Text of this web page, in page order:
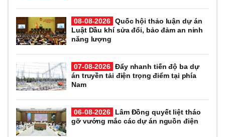
08-08-2026 Quốc hội thảo luận dự án
Luật Dầu khí sửa đổi, bảo đảm an ninh
năng lượng
07-08-2026 Đẩy nhanh tiến độ ba dự
án truyền tải điện trọng điểm tại phía
Nam
06-08-2026
Lâm Đồng quyết liệt tháo
gỡ vướng mắc các dự án nguồn điện